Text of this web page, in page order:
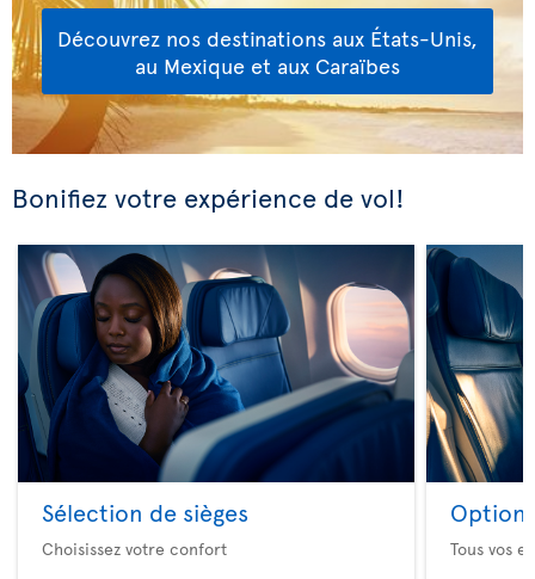
Découvrez nos destinations aux États-Unis,
au Mexique et aux Caraïbes
Bonifiez votre expérience de vol!
Sélection de sièges
Choisissez votre confort
Option
Tous vos